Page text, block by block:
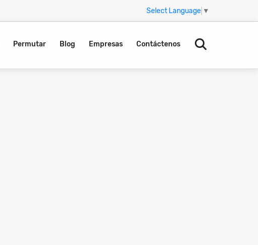
Select Language ▼
Permutar Blog Empresas Contáctenos